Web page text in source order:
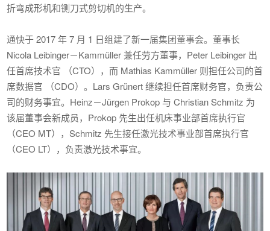
折弯成形机和铡刀式剪切机的生产。
通快于 2017 年 7 月 1 日组建了新一届集团董事会。董事长
Nicola Leibinger－Kammüller 兼任劳方董事，Peter Leibinger 出
任首席技术官 （CTO），而 Mathias Kammüller 则担任公司的首
席数据官 （CDO）。Lars Grünert 继续担任首席财务官，负责公
司的财务事宜。Heinz－Jürgen Prokop 与 Christian Schmitz 为
该届董事会新成员，Prokop 先生出任机床事业部首席执行官
（CEO MT），Schmitz 先生接任激光技术事业部首席执行官
（CEO LT），负责激光技术事宜。